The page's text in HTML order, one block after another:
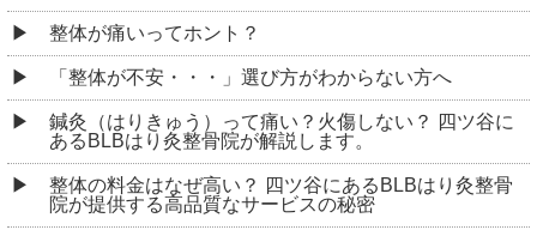
整体が痛いってホント？
「整体が不安・・・」選び方がわからない方へ
鍼灸（はりきゅう）って痛い？火傷しない？ 四ツ谷に
あるBLBはり灸整骨院が解説します。
整体の料金はなぜ高い？ 四ツ谷にあるBLBはり灸整骨
院が提供する高品質なサービスの秘密